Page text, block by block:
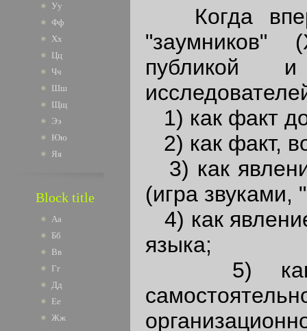
Уу
Фф
Хх
Цц
Чч
Шш
Щщ
Ээ
Юю
Яя
Block title
Аа
Бб
Вв
Гг
Дд
Ее
Жж
Когда
"заумников"
публикой
1) как факт
2) как факт,
3) как
(игра звуками,
4) как
языка;
5) как